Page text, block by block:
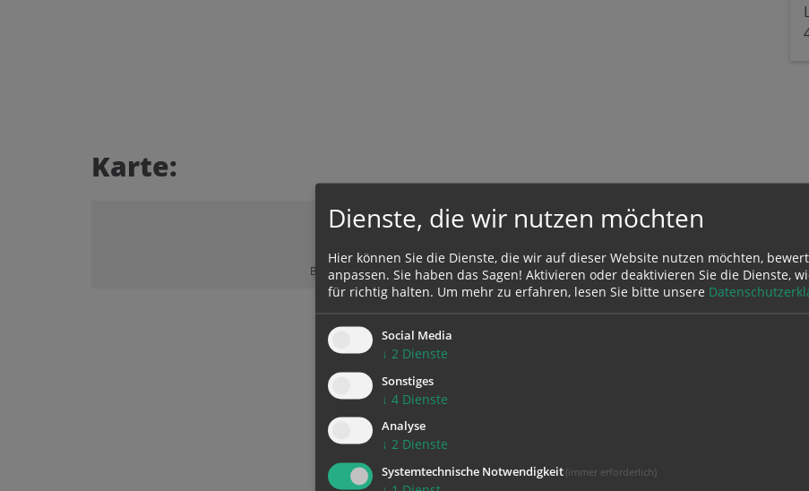
Karte:
Zustimmung erforderlich!
Bitte akzeptieren Sie
Cookies von Google Mapsund laden Sie die Seite neu , um diesen
Dienste, die wir nutzen möchten
Hier können Sie die Dienste, die wir auf dieser Website nutzen möchten,
anpassen. Sie haben das Sagen! Aktivieren oder deaktivieren Sie die Dienste,
für richtig halten. Um mehr zu erfahren, lesen Sie bitte unsere
Social Media
↓ 2 Dienste
Sonstiges
↓ 4 Dienste
Analyse
↓ 2 Dienste
Systemtechnische Notwendigkeit (immer erforderlich)